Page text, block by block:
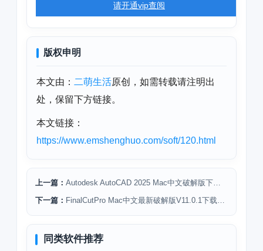
请开通vip查阅
版权申明
本文由： 二萌生活原创，如需转载请注明出
处，保留下方链接。
本文链接：
https://www.emshenghuo.com/soft/120.html
上一篇：
Autodesk AutoCAD 2025 Mac中文破解版下载安装教程
下一篇：
FinalCutPro Mac中文最新破解版V11.0.1下载安装免激活FCPX
同类软件推荐